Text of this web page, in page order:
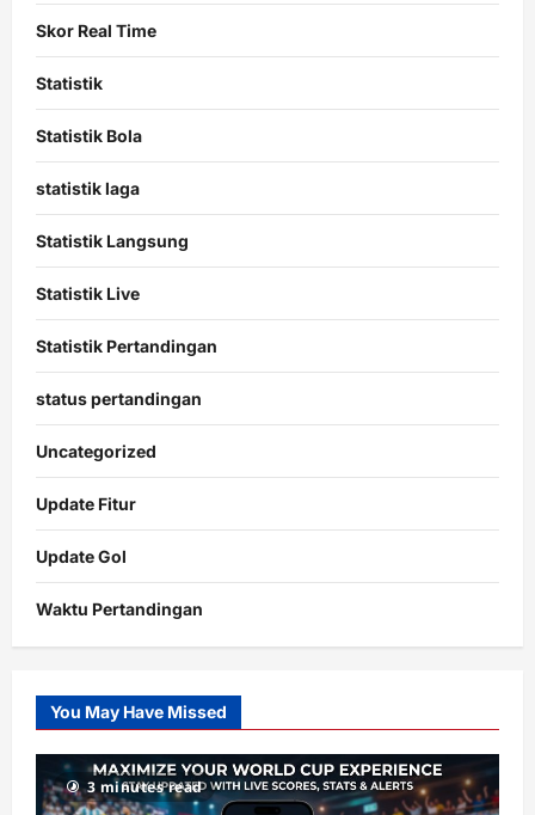
Skor Real Time
Statistik
Statistik Bola
statistik laga
Statistik Langsung
Statistik Live
Statistik Pertandingan
status pertandingan
Uncategorized
Update Fitur
Update Gol
Waktu Pertandingan
Slot
Gacor
RTP
terupdate
You May Have Missed
3 minutes read